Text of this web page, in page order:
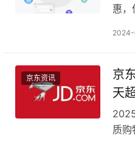
惠，
京东资讯
京
天
质购